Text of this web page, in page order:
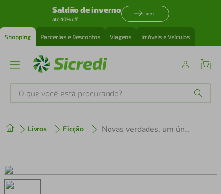
Saldão de inverno
até 40% off
Quero
Shopping Parcerias e Descontos Viagens Imóveis e Veículos
O que você está procurando?
Livros Ficção Novas verdades, um único amor
2º cafeteira